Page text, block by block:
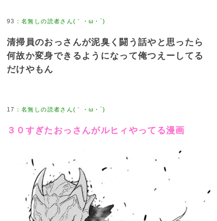
93 ：名無しの読者さん(｀・ω・´)
清掃員のおっさんが泥臭く闘う話やと思ったら
何故か変身できるようになって俺つえーしてる
だけやもん
17 ：名無しの読者さん(｀・ω・´)
３０すぎたおっさんがルヒィやってる漫画